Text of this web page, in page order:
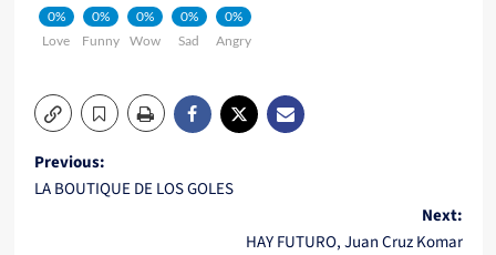
0%
Love
0%
Funny
0%
Wow
0%
Sad
0%
Angry
Post
navigation
Previous:
LA BOUTIQUE DE LOS GOLES
Next:
HAY FUTURO, Juan Cruz Komar